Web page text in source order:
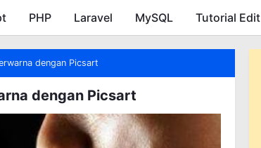
Skip to main content
PHP Laravel MySQL Tutorial Edit
dengan Picsart
dengan Picsart